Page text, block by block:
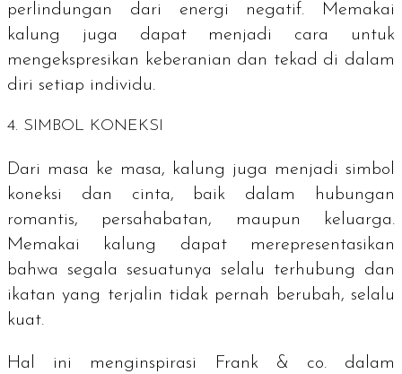
perlindungan dari energi negatif. Memakai
kalung juga dapat menjadi cara untuk
mengekspresikan keberanian dan tekad di dalam
diri setiap individu.
4. SIMBOL KONEKSI
Dari masa ke masa, kalung juga menjadi simbol
koneksi dan cinta, baik dalam hubungan
romantis, persahabatan, maupun keluarga.
Memakai kalung dapat merepresentasikan
bahwa segala sesuatunya selalu terhubung dan
ikatan yang terjalin tidak pernah berubah, selalu
kuat.
Hal ini menginspirasi Frank & co. dalam